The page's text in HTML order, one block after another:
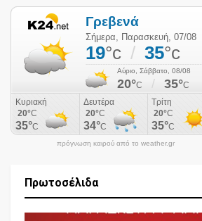
πρόγνωση καιρού από το weather.gr
Πρωτοσέλιδα